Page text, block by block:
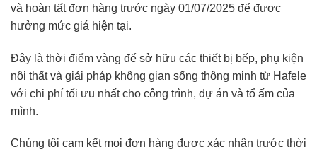
và hoàn tất đơn hàng trước ngày 01/07/2025 để được
hưởng mức giá hiện tại.
Đây là thời điểm vàng để sở hữu các thiết bị bếp, phụ kiện
nội thất và giải pháp không gian sống thông minh từ Hafele
với chi phí tối ưu nhất cho công trình, dự án và tổ ấm của
mình.
Chúng tôi cam kết mọi đơn hàng được xác nhận trước thời